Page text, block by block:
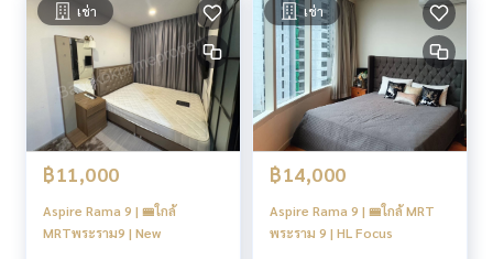
เช่า
฿11,000
Aspire Rama 9 | 🚝ใกล้
MRTพระราม9 | New
เช่า
฿14,000
Aspire Rama 9 | 🚝ใกล้ MRT
พระราม 9 | HL Focus